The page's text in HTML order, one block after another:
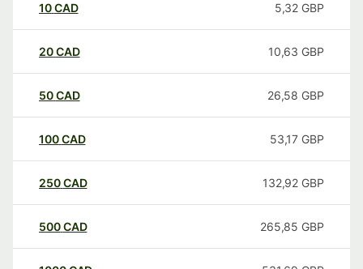
10CAD 5,32 GBP
20CAD 10,63 GBP
50CAD 26,58 GBP
100CAD 53,17 GBP
250CAD 132,92 GBP
500CAD 265,85 GBP